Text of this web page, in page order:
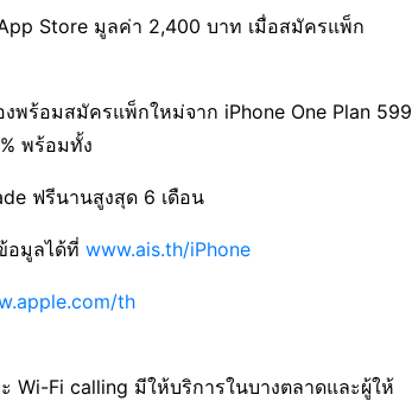
Store มูลค่า 2,400 บาท เมื่อสมัครแพ็ก
พร้อมสมัครแพ็กใหม่จาก iPhone One Plan 599
พร้อมทั้ง
ฟรีนานสูงสุด 6 เดือน
มูลได้ที่ www.ais.th/iPhone
th
Wi-Fi calling มีให้บริการในบางตลาดและผู้ให้